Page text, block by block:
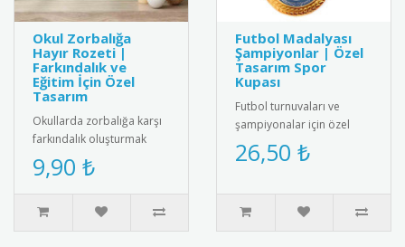
Okul Zorbalığa
Hayır Rozeti |
Farkındalık ve
Eğitim İçin Özel
Tasarım
Okullarda zorbalığa karşı
farkındalık oluşturmak
amacıyla tasarlanmış
“Zorbalığa Hayır” temalı
rozet..
9,90 ₺
Futbol Madalyası
Şampiyonlar | Özel
Tasarım Spor
Kupası
Futbol turnuvaları ve
şampiyonalar için özel
tasarım futbol madalyası.
Kaliteli metal malzemeden
26,50 ₺